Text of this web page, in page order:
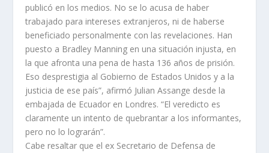
publicó en los medios. No se lo acusa de haber
trabajado para intereses extranjeros, ni de haberse
beneficiado personalmente con las revelaciones. Han
puesto a Bradley Manning en una situación injusta, en
la que afronta una pena de hasta 136 años de prisión.
Eso desprestigia al Gobierno de Estados Unidos y a la
justicia de ese país”, afirmó Julian Assange desde la
embajada de Ecuador en Londres. “El veredicto es
claramente un intento de quebrantar a los informantes,
pero no lo lograrán”.
Cabe resaltar que el ex Secretario de Defensa de